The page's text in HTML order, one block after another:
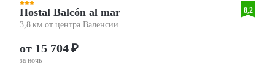
Hostal Balcón al mar
3,8 км от центра Валенсии
8,2
от 15 704 ₽
за ночь